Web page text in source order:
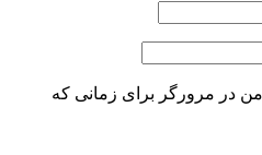
من در مرورگر برای زمانی که